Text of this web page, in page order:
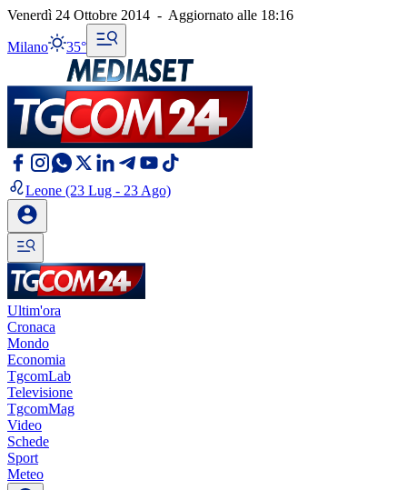
Venerdì 24 Ottobre 2014 - Aggiornato alle 18:16
Milano 35°
Leone (23 Lug - 23 Ago)
Ultim'ora
Cronaca
Mondo
Economia
TgcomLab
Televisione
TgcomMag
Video
Schede
Sport
Meteo